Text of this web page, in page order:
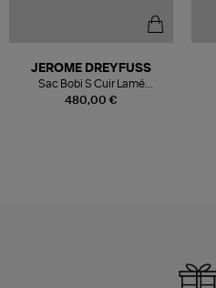
480,00 €
JEROME DREYFUSS
Sac Bobi S Cuir Lamé
Champagne